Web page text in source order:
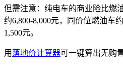
但需注意：纯电车的商业险比燃
约6,800-8,000元，同价位燃油车
1,500元。
用 落地价计算器可一键算出无购